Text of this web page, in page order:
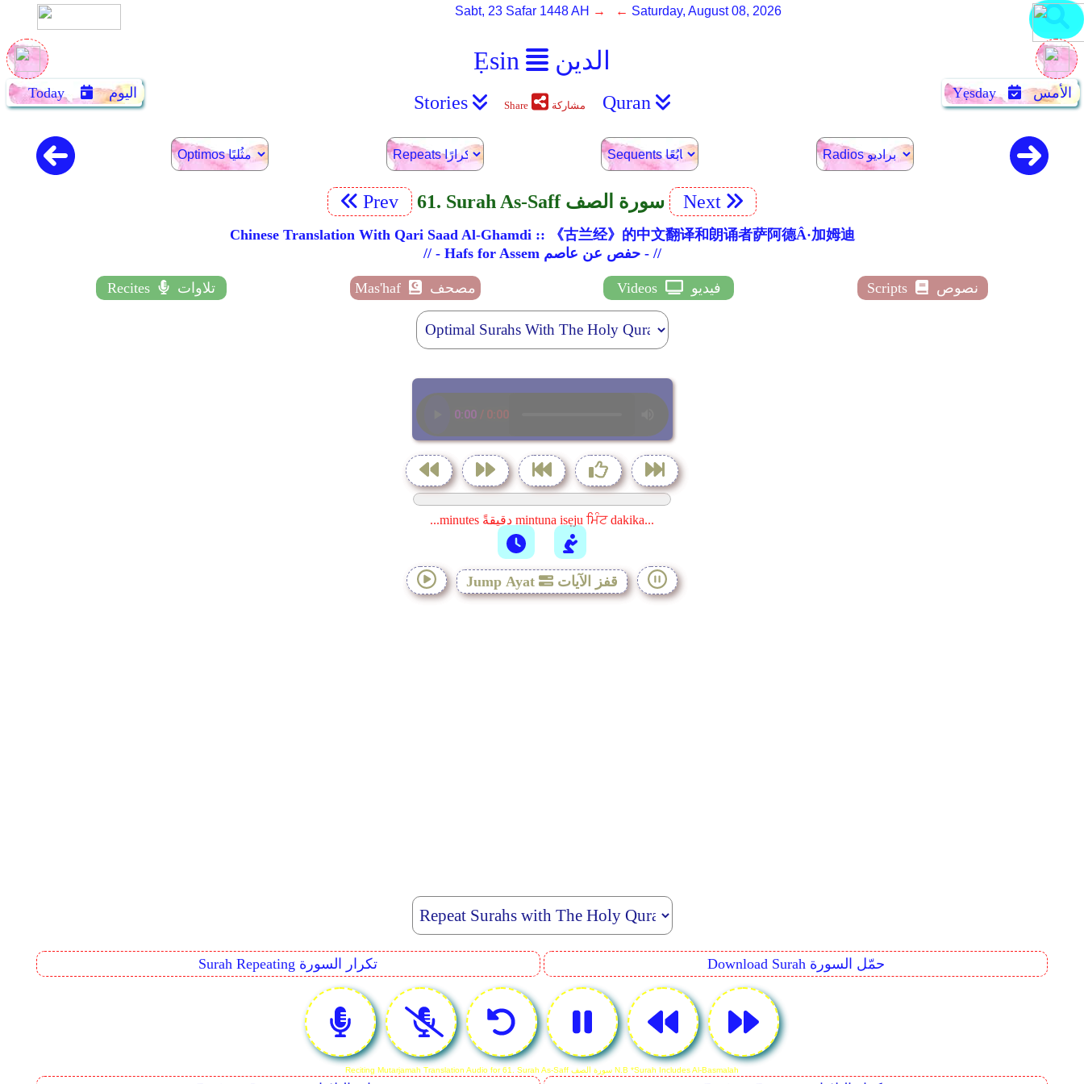
Ẹsin الدين
Sabt, 23 Safar 1448 AH → ← Saturday, August 08, 2026
Today اليوم Yẹsday الأمس Stories Share مشاركة Quran
Prev 61. Surah As-Saff سورة الصف Next
Chinese Translation With Qari Saad Al-Ghamdi :: 《古兰经》的中文翻译和朗诵者萨阿德Â·加姆迪
// - Hafs for Assem حفص عن عاصم - //
Recites تلاوات Mas'haf مصحف Videos فيديو Scripts نصوص
...minutes دقيقةً mintuna isẹju ਮਿੰਟ dakika...
Jump Ayat قفز الآيات
Surah Repeating تكرار السورة Download Surah حمّل السورة
Reciting Mutarjamah Translation Audio for 61. Surah As-Saff سورة الصف N.B *Surah Includes Al-Basmalah